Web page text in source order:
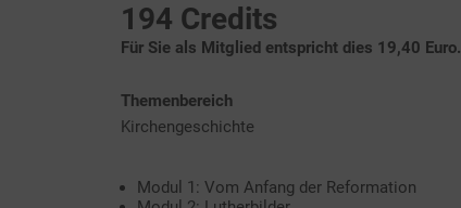
194 Credits
Für Sie als Mitglied entspricht dies 19,40 Euro.
Themenbereich
Kirchengeschichte
Modul 1: Vom Anfang der Reformation